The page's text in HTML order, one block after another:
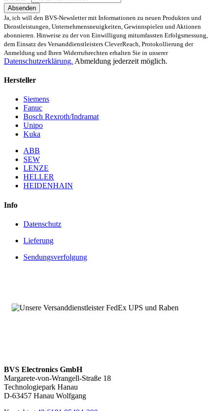
Absenden
Ja, ich will den BVS-Newsletter mit Informationen zu neuen Produkten und
Dienstleistungen, Unternehmensneuigkeiten, Gewinnspielen und Aktionen
abonnieren. Hinweise zu der von Einwilligung mitumfassten Erfolgsmessung,
dem Einsatz des Versanddienstleisters CleverReach, Protokollierung der
Anmeldung und Ihren Widerrufsrechten erhalten Sie in unserer
Datenschutzerklärung. Abmeldung jederzeit möglich.
Hersteller
Siemens
Fanuc
Bosch Rexroth/Indramat
Unipo
Kuka
ABB
SEW
LENZE
HELLER
HEIDENHAIN
Info
Datenschutz
Lieferung
Sendungsverfolgung
BVS Electronics GmbH
Margarete-von-Wrangell-Straße 18
Technologiepark Hanau
D-63457 Hanau Wolfgang